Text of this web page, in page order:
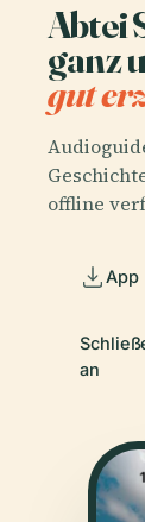
Abtei
ganz
gut
offline
App
an